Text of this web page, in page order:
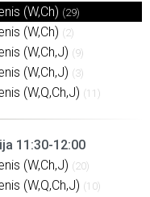
(W,Ch) (29)
(W,Ch) (2)
(W,Ch,J) (9)
(W,Ch,J) (3)
(W,Q,Ch,J) (11)
11:30-12:00
(W,Ch,J) (20)
(W,Q,Ch,J) (10)